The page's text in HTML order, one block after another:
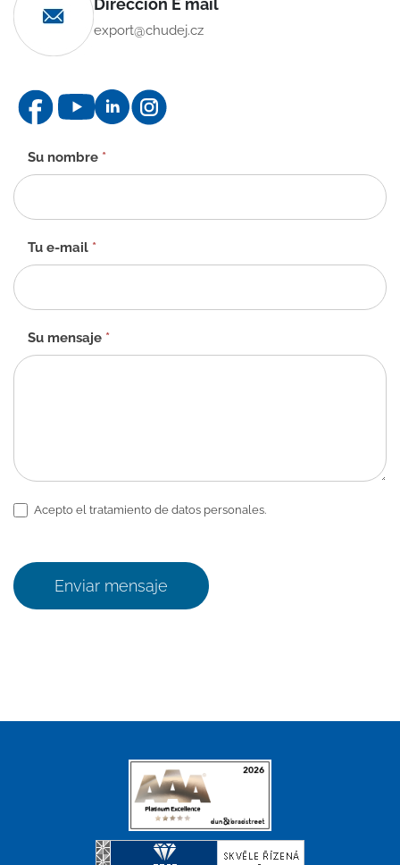
Dirección E mail
export@chudej.cz
Formulario
de
contacto
-
Su nombre *
Tu e-mail *
Su mensaje *
Acepto el tratamiento de datos personales.
Enviar mensaje